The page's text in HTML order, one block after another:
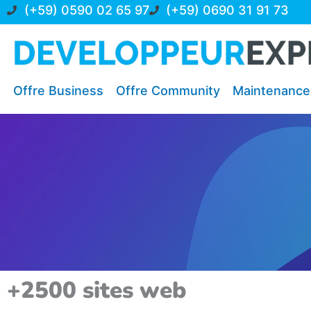
Aller
au
contenu
(+59) 0590 02 65 97 (+59) 0690 31 91 73
Offre Business Offre Community Maintenance
+2500 sites web